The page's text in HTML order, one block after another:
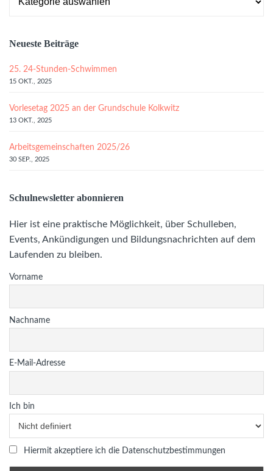
Neueste Beiträge
25. 24-Stunden-Schwimmen
15 OKT., 2025
Vorlesetag 2025 an der Grundschule Kolkwitz
13 OKT., 2025
Arbeitsgemeinschaften 2025/26
30 SEP., 2025
Schulnewsletter abonnieren
Hier ist eine praktische Möglichkeit, über Schulleben,
Events, Ankündigungen und Bildungsnachrichten auf dem
Laufenden zu bleiben.
Vorname
Nachname
E-Mail-Adresse
Ich bin
Hiermit akzeptiere ich die Datenschutzbestimmungen